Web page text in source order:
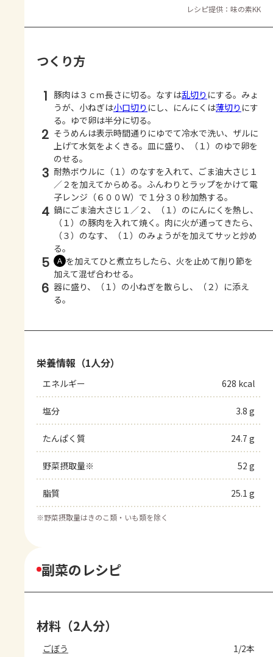
レシピ提供：味の素KK
つくり方
1 豚肉は３ｃｍ長さに切る。なすは乱切り にする。みょ
うが、小ねぎは小口切り にし、にんにくは薄切り にす
る。ゆで卵は半分に切る。
2 そうめんは表示時間通りにゆでて冷水で洗い、ザルに
上げて水気をよくきる。皿に盛り、（１）のゆで卵を
のせる。
3 耐熱ボウルに（１）のなすを入れて、ごま油大さじ１
／２を加えてからめる。ふんわりとラップをかけて電
子レンジ（６００Ｗ）で１分３０秒加熱する。
4 鍋にごま油大さじ１／２、（１）のにんにくを熱し、
（１）の豚肉を入れて焼く。肉に火が通ってきたら、
（３）のなす、（１）のみょうがを加えてサッと炒め
る。
5 Ａ を加えてひと煮立ちしたら、火を止めて削り節を
加えて混ぜ合わせる。
6 器に盛り、（１）の小ねぎを散らし、（２）に添え
る。
栄養情報（1人分）
エネルギー 628 kcal
塩分 3.8 g
たんぱく質 24.7 g
野菜摂取量※ 52 g
脂質 25.1 g
※野菜摂取量はきのこ類・いも類を除く
副菜のレシピ
材料（2人分）
ごぼう 1/2本